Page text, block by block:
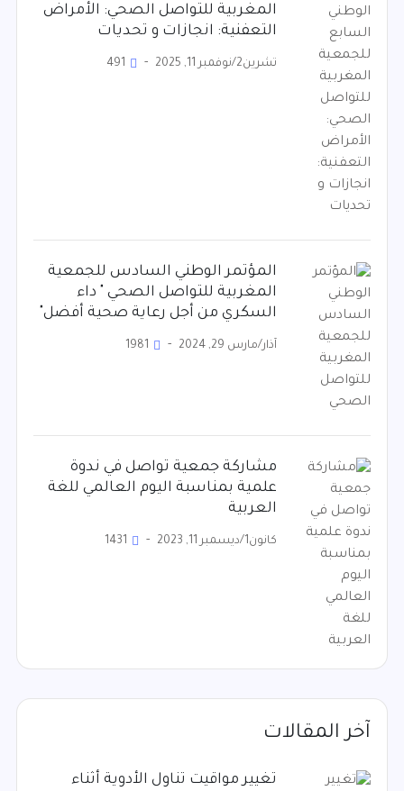
المغربية للتواصل الصحي: الأمراض
التعفنية: انجازات و تحديات
تشرين2/نوفمبر 11, 2025 491
المؤتمر الوطني السادس للجمعية
المغربية للتواصل الصحي " داء
السكري من أجل رعاية صحية أفضل"
آذار/مارس 29, 2024 1981
مشاركة جمعية تواصل في ندوة
علمية بمناسبة اليوم العالمي للغة
العربية
كانون1/ديسمبر 11, 2023 1431
آخر المقالات
تغيير مواقيت تناول الأدوية أثناء